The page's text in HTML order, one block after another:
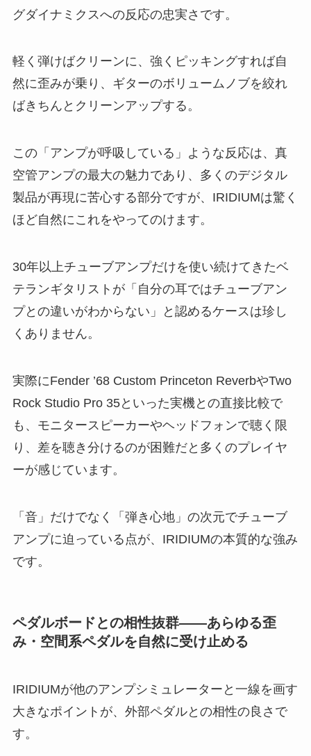
グダイナミクスへの反応の忠実さです。
軽く弾けばクリーンに、強くピッキングすれば自
然に歪みが乗り、ギターのボリュームノブを絞れ
ばきちんとクリーンアップする。
この「アンプが呼吸している」ような反応は、真
空管アンプの最大の魅力であり、多くのデジタル
製品が再現に苦心する部分ですが、IRIDIUMは驚く
ほど自然にこれをやってのけます。
30年以上チューブアンプだけを使い続けてきたベ
テランギタリストが「自分の耳ではチューブアン
プとの違いがわからない」と認めるケースは珍し
くありません。
実際にFender ’68 Custom Princeton ReverbやTwo
Rock Studio Pro 35といった実機との直接比較で
も、モニタースピーカーやヘッドフォンで聴く限
り、差を聴き分けるのが困難だと多くのプレイヤ
ーが感じています。
「音」だけでなく「弾き心地」の次元でチューブ
アンプに迫っている点が、IRIDIUMの本質的な強み
です。
ペダルボードとの相性抜群――あらゆる歪
み・空間系ペダルを自然に受け止める
IRIDIUMが他のアンプシミュレーターと一線を画す
大きなポイントが、外部ペダルとの相性の良さで
す。